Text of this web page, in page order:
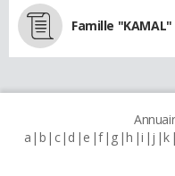
Famille "KAMAL"
a b c d e f g h i j k